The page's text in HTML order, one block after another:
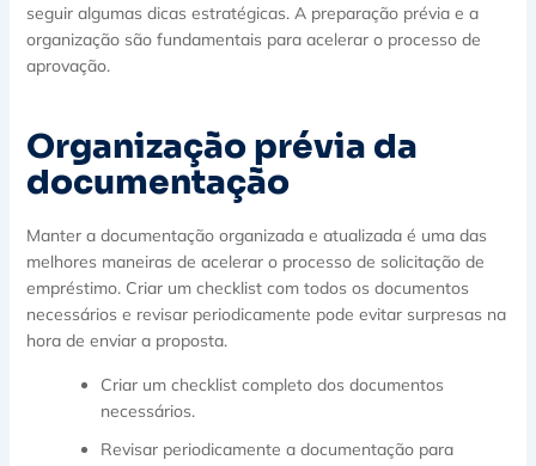
seguir algumas dicas estratégicas. A preparação prévia e a
organização são fundamentais para acelerar o processo de
aprovação.
Organização prévia da
documentação
Manter a documentação organizada e atualizada é uma das
melhores maneiras de acelerar o processo de solicitação de
empréstimo. Criar um checklist com todos os documentos
necessários e revisar periodicamente pode evitar surpresas na
hora de enviar a proposta.
Criar um checklist completo dos documentos
necessários.
Revisar periodicamente a documentação para